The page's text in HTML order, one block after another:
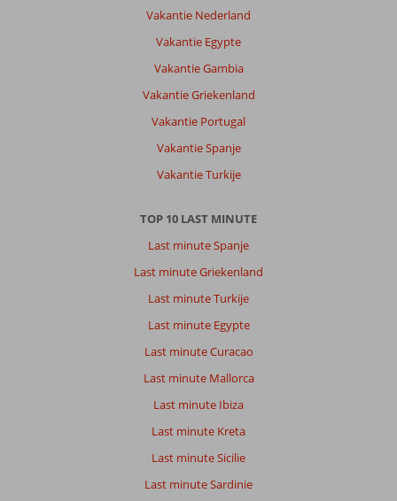
Vakantie Nederland
Vakantie Egypte
Vakantie Gambia
Vakantie Griekenland
Vakantie Portugal
Vakantie Spanje
Vakantie Turkije
TOP 10 LAST MINUTE
Last minute Spanje
Last minute Griekenland
Last minute Turkije
Last minute Egypte
Last minute Curacao
Last minute Mallorca
Last minute Ibiza
Last minute Kreta
Last minute Sicilie
Last minute Sardinie